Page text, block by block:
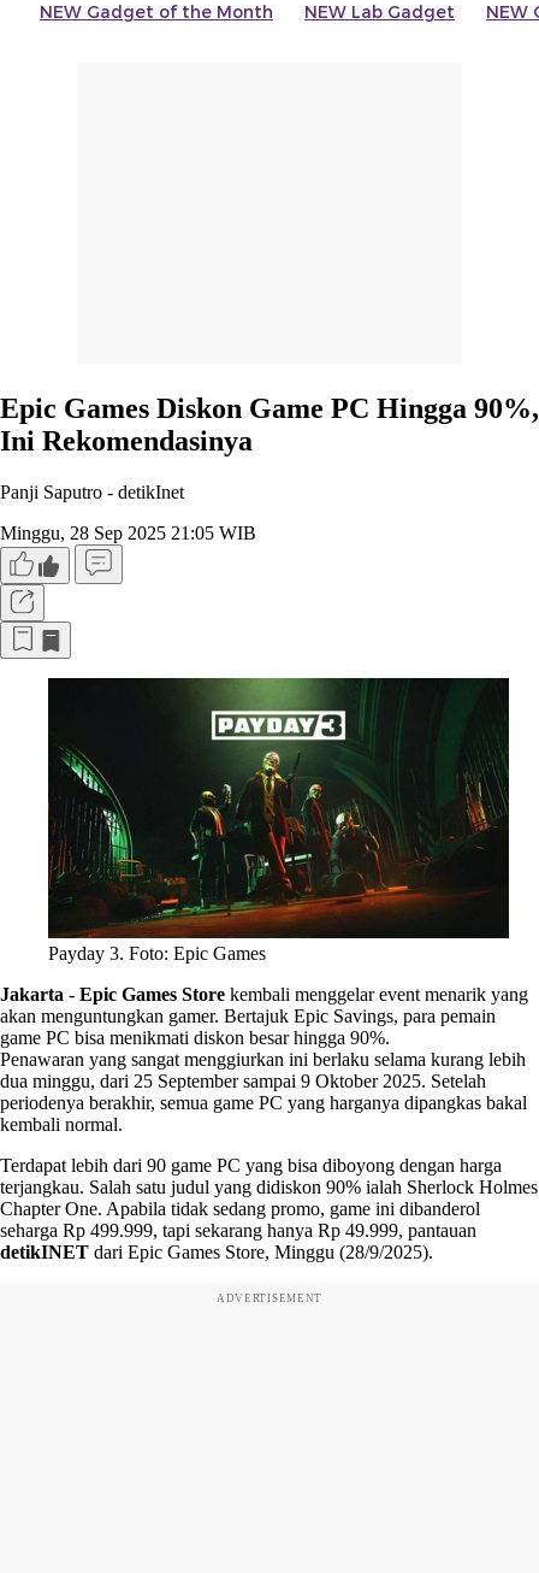
NEW Gadget of the Month NEW Lab Gadget NEW
Epic Games Diskon Game PC Hingga 90%,
Ini Rekomendasinya
Panji Saputro - detikInet
Minggu, 28 Sep 2025 21:05 WIB
Payday 3. Foto: Epic Games
Jakarta - Epic Games Store kembali menggelar event menarik yang
akan menguntungkan gamer. Bertajuk Epic Savings, para pemain
game PC bisa menikmati diskon besar hingga 90%.
Penawaran yang sangat menggiurkan ini berlaku selama kurang lebih
dua minggu, dari 25 September sampai 9 Oktober 2025. Setelah
periodenya berakhir, semua game PC yang harganya dipangkas bakal
kembali normal.
Terdapat lebih dari 90 game PC yang bisa diboyong dengan harga
terjangkau. Salah satu judul yang didiskon 90% ialah Sherlock Holmes
Chapter One. Apabila tidak sedang promo, game ini dibanderol
seharga Rp 499.999, tapi sekarang hanya Rp 49.999, pantauan
detikINET dari Epic Games Store, Minggu (28/9/2025).
ADVERTISEMENT